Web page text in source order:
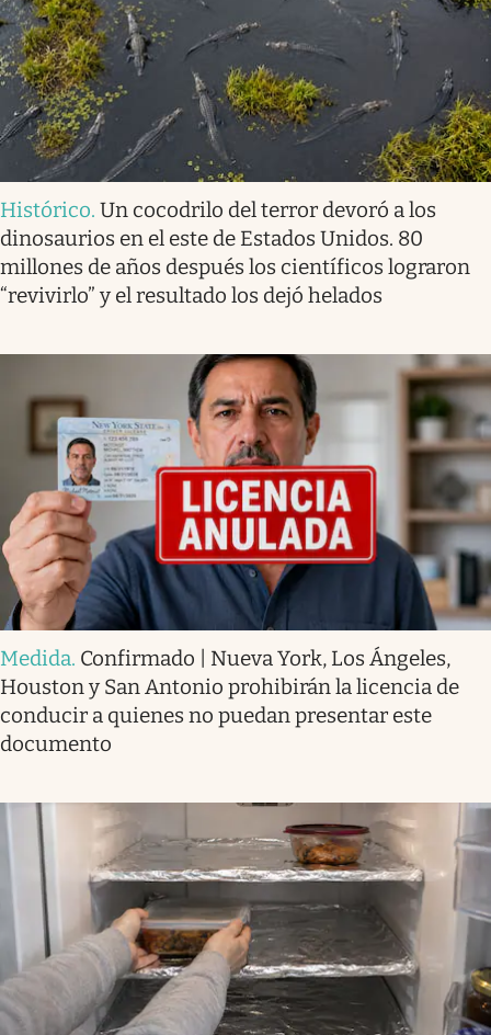
Histórico. Un cocodrilo del terror devoró a los
dinosaurios en el este de Estados Unidos. 80
millones de años después los científicos lograron
“revivirlo” y el resultado los dejó helados
Medida. Confirmado | Nueva York, Los Ángeles,
Houston y San Antonio prohibirán la licencia de
conducir a quienes no puedan presentar este
documento